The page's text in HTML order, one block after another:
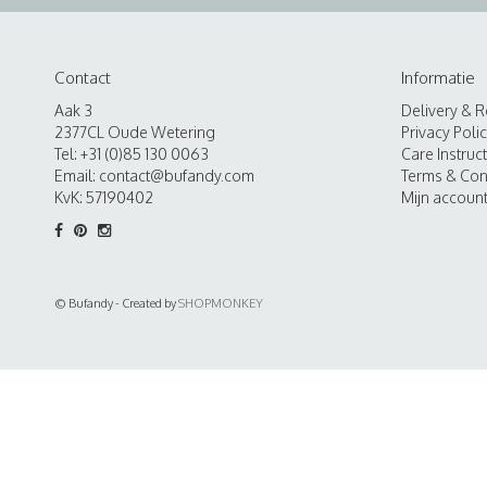
Contact
Aak 3
2377CL Oude Wetering
Tel: +31 (0)85 130 0063
Email: contact@bufandy.com
KvK: 57190402
Informatie
Delivery &
Privacy
Care
Terms &
Mijn account
© Bufandy - Created bySHOPMONKEY